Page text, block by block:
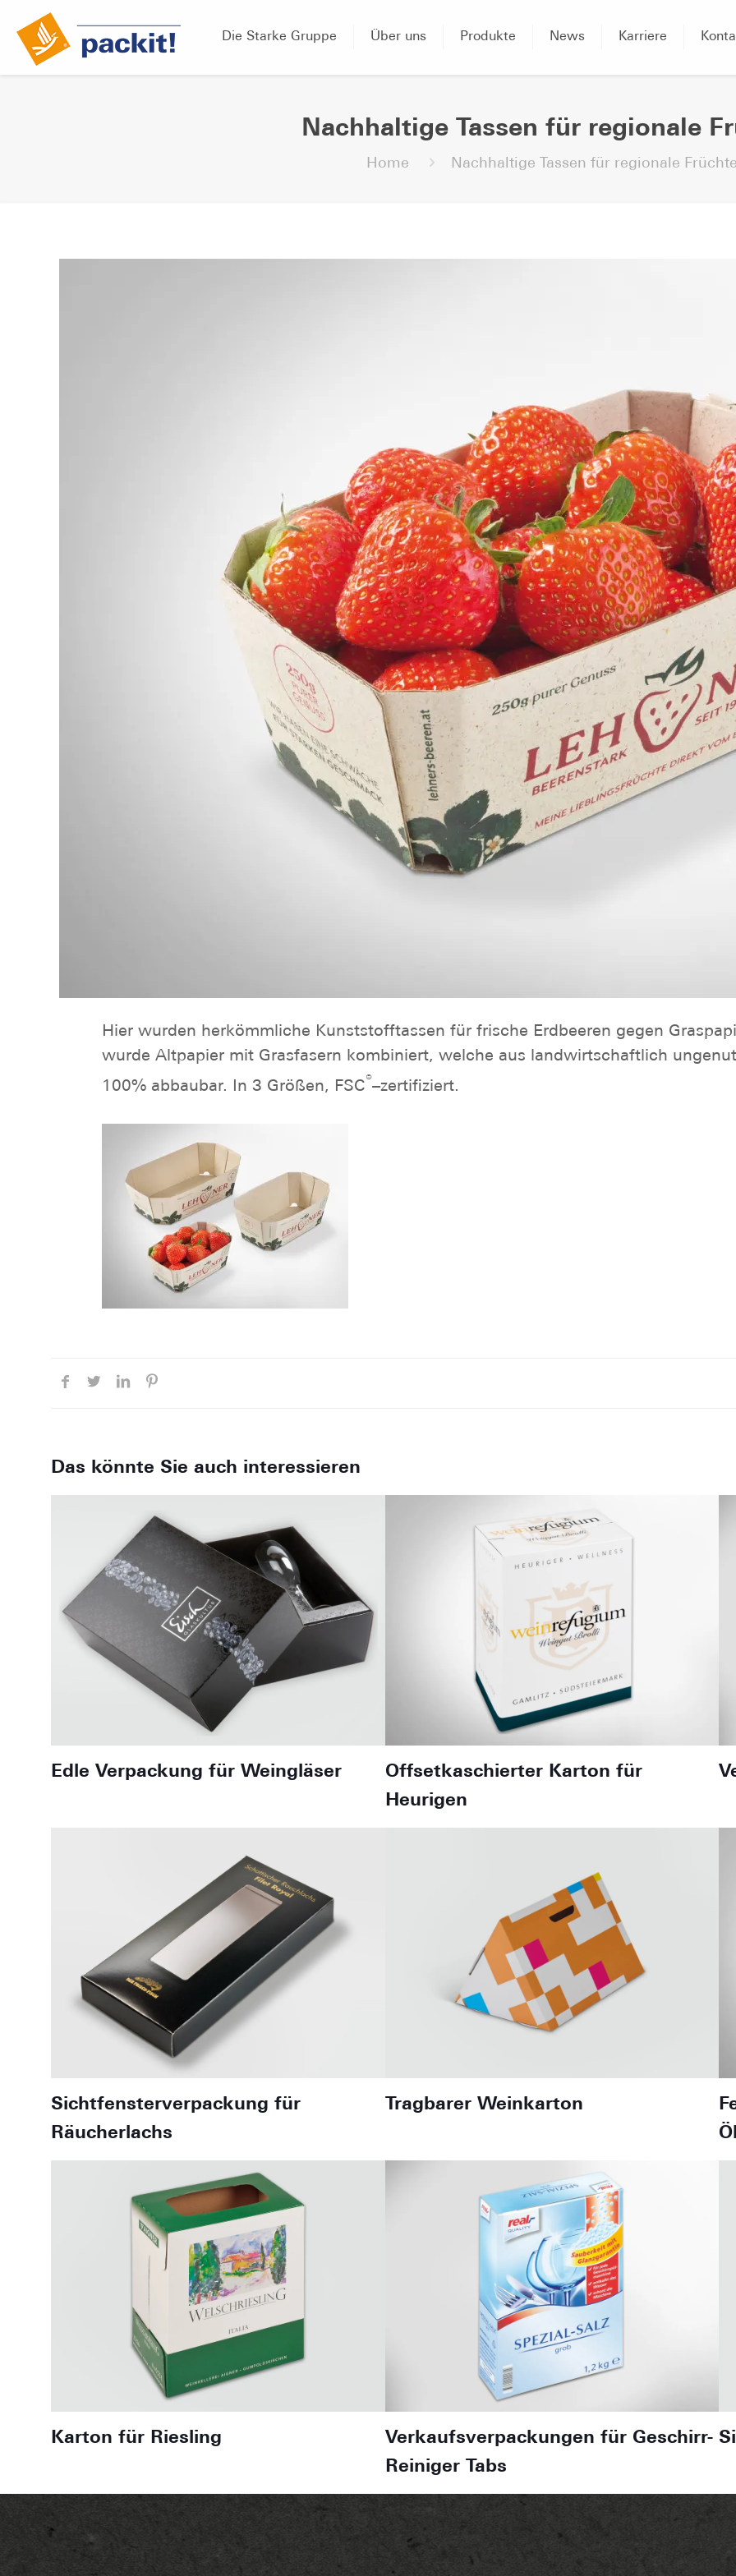
Die Starke Gruppe Über uns Produkte News Karriere
Nachhaltige Tassen für regionale
Home Nachhaltige Tassen für regionale
Hier wurden herkömmliche Kunststofftassen für frische Erdbeeren gegen
wurde Altpapier mit Grasfasern kombiniert, welche aus landwirtschaftlich
100% abbaubar. In 3 Größen, FSC®–zertifiziert.
Edle Verpackung für Weingläser
Offsetkaschierter Karton für
Heurigen
Sichtfensterverpackung für
Räucherlachs
Tragbarer Weinkarton
Karton für Riesling
Verkaufsverpackungen für Geschirr-
Reiniger Tabs